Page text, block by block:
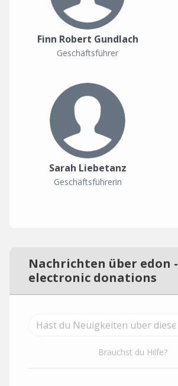
Finn Robert Gundlach
Geschäftsführer
Sarah Liebetanz
Geschäftsführerin
Nachrichten über edon -
electronic donations
Brauchst du Hilfe?